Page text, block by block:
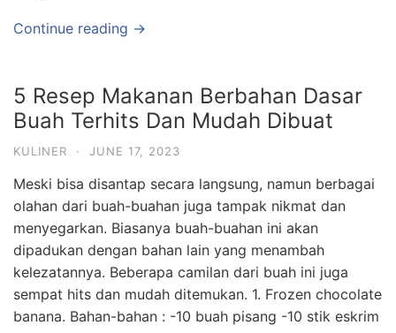
Continue reading →
5 Resep Makanan Berbahan Dasar
Buah Terhits Dan Mudah Dibuat
KULINER · JUNE 17, 2023
Meski bisa disantap secara langsung, namun berbagai
olahan dari buah-buahan juga tampak nikmat dan
menyegarkan. Biasanya buah-buahan ini akan
dipadukan dengan bahan lain yang menambah
kelezatannya. Beberapa camilan dari buah ini juga
sempat hits dan mudah ditemukan. 1. Frozen chocolate
banana. Bahan-bahan : -10 buah pisang -10 stik eskrim